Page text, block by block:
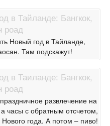
Новый год в Тайланде,
Там подскажут!
развлечение на
часы с обратным отсчетом,
года. А потом – пиво!